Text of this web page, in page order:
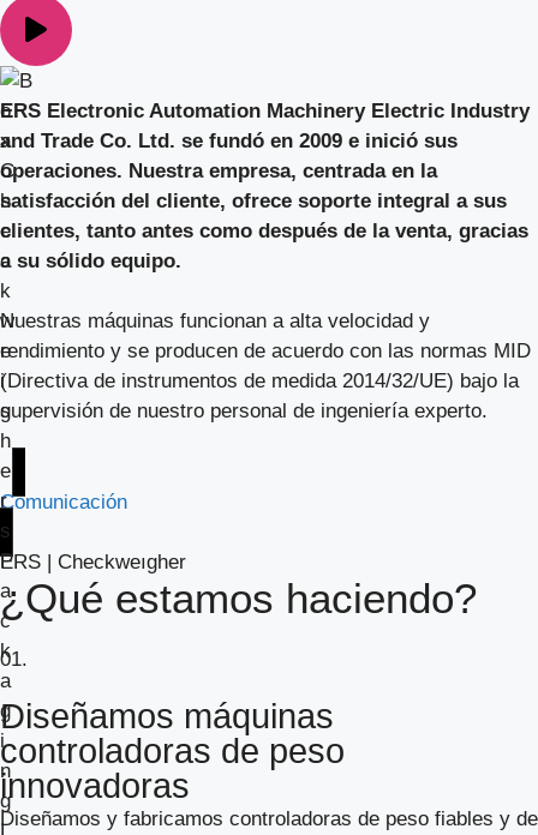
ERS Electronic Automation Machinery Electric Industry
and Trade Co. Ltd. se fundó en 2009 e inició sus
operaciones. Nuestra empresa, centrada en la
satisfacción del cliente, ofrece soporte integral a sus
clientes, tanto antes como después de la venta, gracias
a su sólido equipo.
Nuestras máquinas funcionan a alta velocidad y
rendimiento y se producen de acuerdo con las normas MID
(Directiva de instrumentos de medida 2014/32/UE) bajo la
supervisión de nuestro personal de ingeniería experto.
Comunicación
ERS | Checkweıgher
¿Qué estamos haciendo?
01.
Diseñamos máquinas
controladoras de peso
innovadoras
Diseñamos y fabricamos controladoras de peso fiables y de